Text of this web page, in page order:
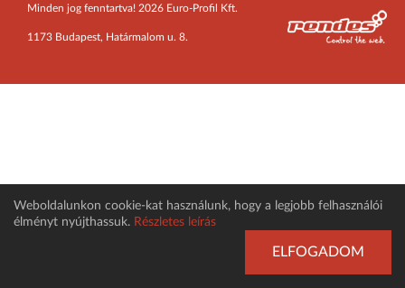
Minden jog fenntartva! 2026 Euro-Profil Kft.
1173 Budapest, Határmalom u. 8.
Weboldalunkon cookie-kat használunk, hogy a legjobb felhasználói
élményt nyújthassuk. Részletes leírás
ELFOGADOM